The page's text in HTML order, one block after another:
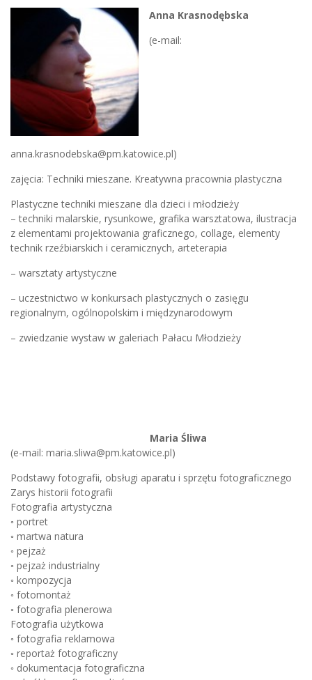
Anna Krasnodębska
(e-mail:
anna.krasnodebska@pm.katowice.pl)
zajęcia: Techniki mieszane. Kreatywna pracownia plastyczna
Plastyczne techniki mieszane dla dzieci i młodzieży
– techniki malarskie, rysunkowe, grafika warsztatowa, ilustracja
z elementami projektowania graficznego, collage, elementy
technik rzeźbiarskich i ceramicznych, arteterapia
– warsztaty artystyczne
– uczestnictwo w konkursach plastycznych o zasięgu
regionalnym, ogólnopolskim i międzynarodowym
– zwiedzanie wystaw w galeriach Pałacu Młodzieży
Maria Śliwa
(e-mail: maria.sliwa@pm.katowice.pl)
Podstawy fotografii, obsługi aparatu i sprzętu fotograficznego
Zarys historii fotografii
Fotografia artystyczna
◦ portret
◦ martwa natura
◦ pejzaż
◦ pejzaż industrialny
◦ kompozycja
◦ fotomontaż
◦ fotografia plenerowa
Fotografia użytkowa
◦ fotografia reklamowa
◦ reportaż fotograficzny
◦ dokumentacja fotograficzna